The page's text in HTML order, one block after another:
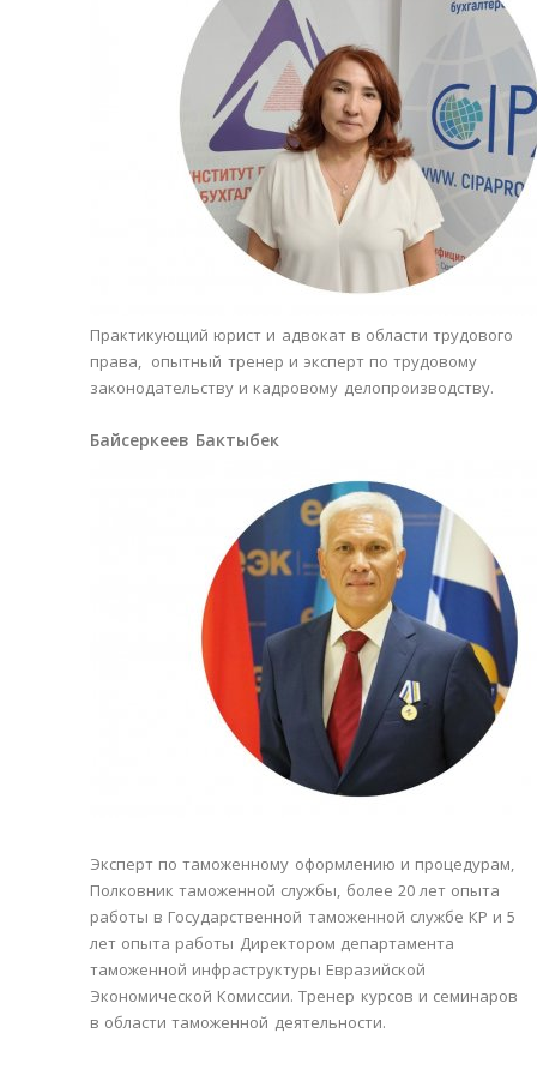
Практикующий юрист и адвокат в области трудового
права, опытный тренер и эксперт по трудовому
законодательству и кадровому делопроизводству.
Байсеркеев Бактыбек
Эксперт по таможенному оформлению и процедурам,
Полковник таможенной службы, более 20 лет опыта
работы в Государственной таможенной службе КР и 5
лет опыта работы Директором департамента
таможенной инфраструктуры Евразийской
Экономической Комиссии. Тренер курсов и семинаров
в области таможенной деятельности.